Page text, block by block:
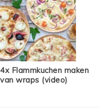
4x Flammkuchen maken
van wraps (video)